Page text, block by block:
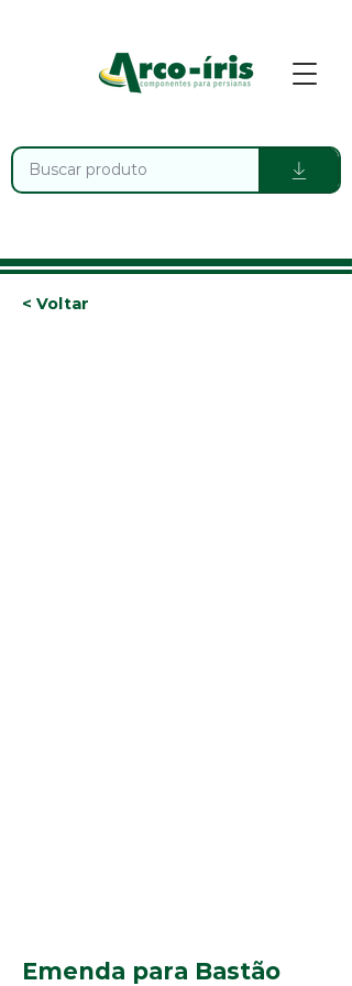
< Voltar
Emenda para Bastão